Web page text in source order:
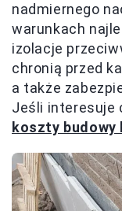
nadmiernego
warunkach
izolacje
chronią przed
a także
Jeśli interesuje
koszty budowy